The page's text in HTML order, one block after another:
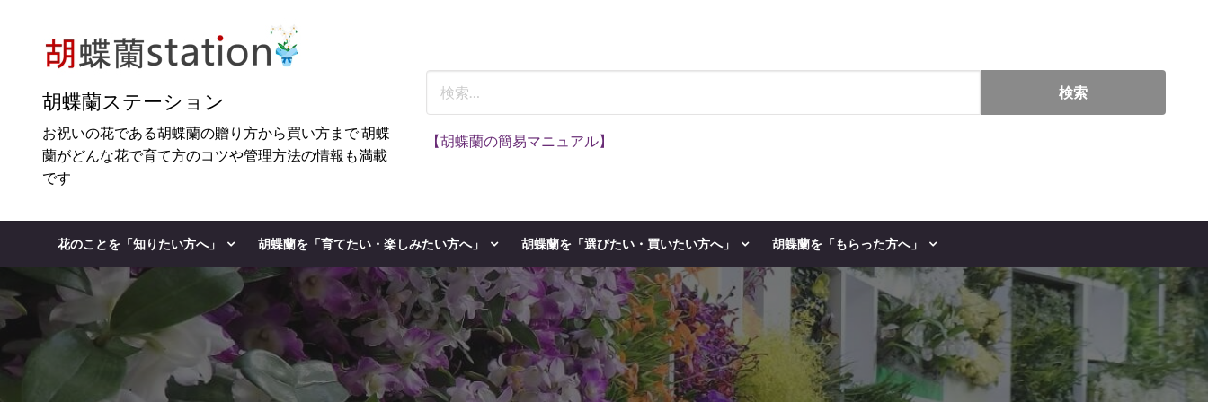
胡蝶蘭ステーション
お祝いの花である胡蝶蘭の贈り方から買い方まで 胡蝶
蘭がどんな花で育て方のコツや管理方法の情報も満載
です
【胡蝶蘭の簡易マニュアル】
花のことを「知りたい方へ」 胡蝶蘭を「育てたい・楽しみたい方へ」 胡蝶蘭を「選びたい・買いたい方へ」 胡蝶蘭を「もらった方へ」